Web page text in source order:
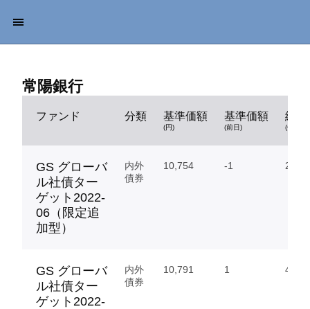
常陽銀行
ファンド 分類 基準価額
(円)
基準価額
(前日)
純資
(億円)
GS グローバ
ル社債ター
ゲット2022-
06（限定追
加型）
内外
債券
10,754 -1
GS グローバ
ル社債ター
ゲット2022-
内外
債券
10,791 1